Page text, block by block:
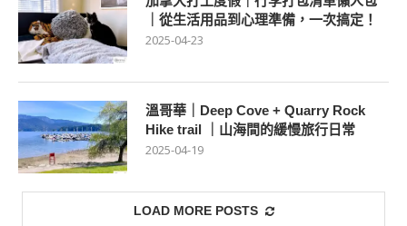
｜從生活用品到心理準備，一次搞定！
2025-04-23
溫哥華｜Deep Cove + Quarry Rock
Hike trail ｜山海間的緩慢旅行日常
2025-04-19
LOAD MORE POSTS